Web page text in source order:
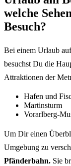
welche
Besuch?
Bei einem Urlaub
besuchst Du die
Attraktionen der
Hafen und
Martinsturm
Vorarlberg-
Um Dir einen
Umgebung zu
Pfänderbahn. Sie